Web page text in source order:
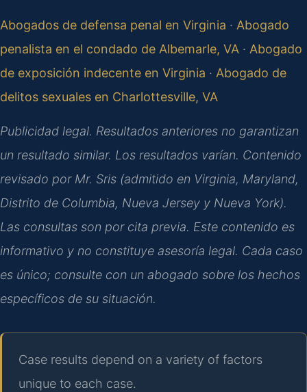
Abogados de defensa penal en Virginia · Abogado
penalista en el condado de Albemarle, VA · Abogado
de exposición indecente en Virginia · Abogado de
delitos sexuales en Charlottesville, VA
Publicidad legal. Resultados anteriores no garantizan
un resultado similar. Los resultados varían. Contenido
revisado por Mr. Sris (admitido en Virginia, Maryland,
Distrito de Columbia, Nueva Jersey y Nueva York).
Las consultas son por cita previa. Este contenido es
informativo y no constituye asesoría legal. Cada caso
es único; consulte con un abogado sobre los hechos
específicos de su situación.
Case results depend on a variety of factors
unique to each case.